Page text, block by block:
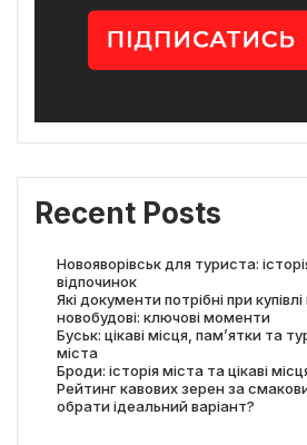
Recent Posts
Новояворівськ для туриста:
відпочинок
Які документи потрібні при
новобудові: ключові моменти
Буськ: цікаві місця, пам’ятки та
міста
Броди: історія міста та цікаві
Рейтинг кавових зерен за
обрати ідеальний варіант?